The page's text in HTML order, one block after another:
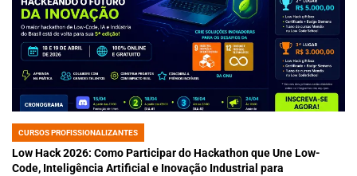
POSTED
IN
CURSOS PROFISSIONALIZANTES
Low Hack 2026: Como Participar do Hackathon que Une Low-
Code, Inteligência Artificial e Inovação Industrial para